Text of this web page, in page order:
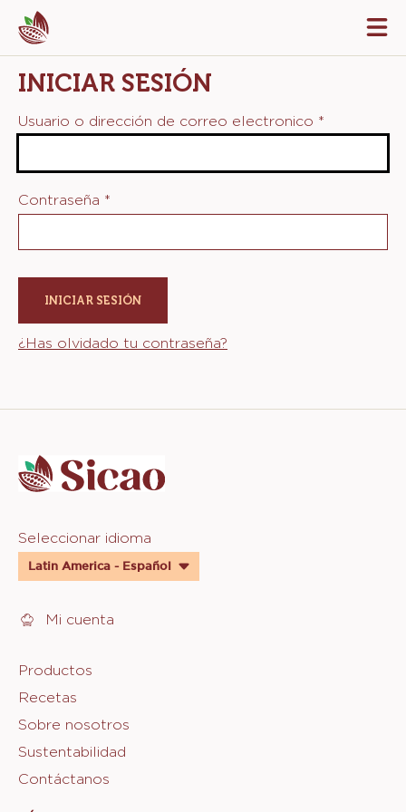
Skip
to
main
content
INICIAR SESIÓN
Usuario o dirección de correo electronico *
Contraseña *
¿Has olvidado tu contraseña?
info
Website
quick
links
Seleccionar idioma
Latin America - Español
Mi cuenta
Footer
Sicao
Productos
Recetas
Sobre nosotros
Sustentabilidad
Contáctanos